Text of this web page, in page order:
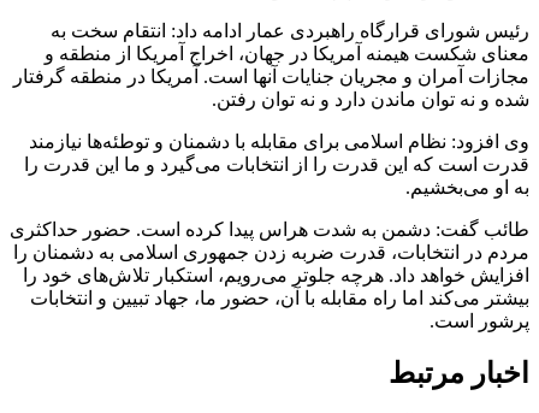
رئیس شورای قرارگاه راهبردی عمار ادامه داد: انتقام سخت به
معنای شکست هیمنه آمریکا در جهان، اخراج آمریکا از منطقه و
مجازات آمران و مجریان جنایات آنها است. آمریکا در منطقه گرفتار
شده و نه توان ماندن دارد و نه توان رفتن.
وی افزود: نظام اسلامی برای مقابله با دشمنان و توطئه‌ها نیازمند
قدرت است که این قدرت را از انتخابات می‌گیرد و ما این قدرت را
به او می‌بخشیم.
طائب گفت: دشمن به شدت هراس پیدا کرده است. حضور حداکثری
مردم در انتخابات، قدرت ضربه زدن جمهوری اسلامی به دشمنان را
افزایش خواهد داد. هرچه جلوتر می‌رویم، استکبار تلاش‌های خود را
بیشتر می‌کند اما راه مقابله با آن، حضور ما، جهاد تبیین و انتخابات
پرشور است.
اخبار مرتبط